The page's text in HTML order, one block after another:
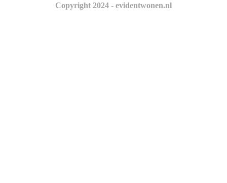
Copyright 2024 - evidentwonen.nl